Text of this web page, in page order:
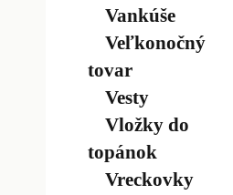
Vankúše
Veľkonočný
tovar
Vesty
Vložky do
topánok
Vreckovky